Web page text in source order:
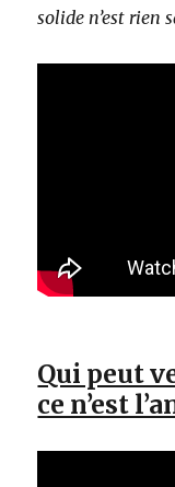
solide n’est rien
Qui peut
ce n’est